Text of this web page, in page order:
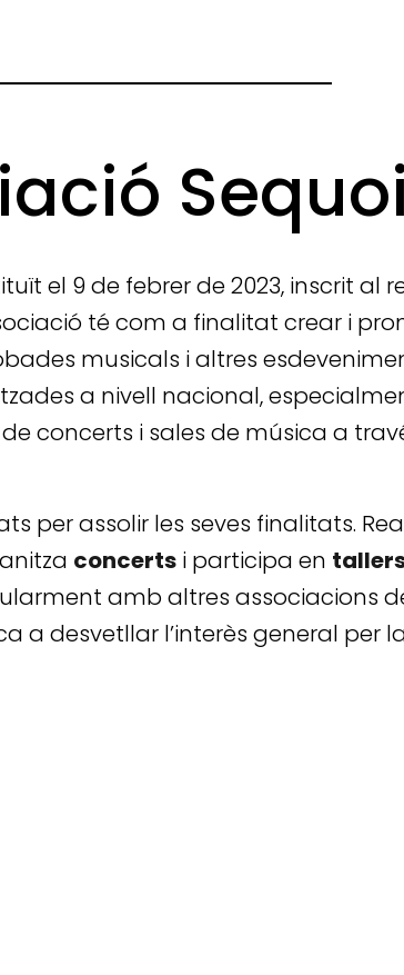
el 9 de febrer de 2023, inscrit al
té com a finalitat crear i
musicals i altres
a nivell nacional,
concerts i sales de música a
per assolir les seves finalitats.
concerts i participa en
amb altres associacions
a desvetllar l’interès general